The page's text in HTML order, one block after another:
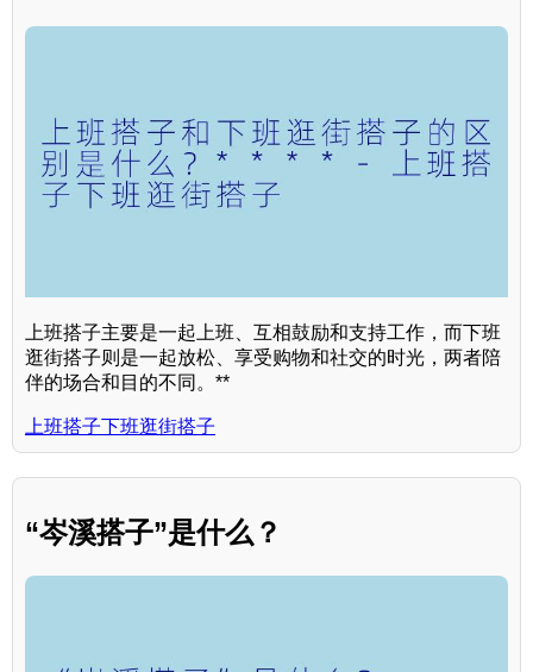
上班搭子主要是一起上班、互相鼓励和支持工作，而下班
逛街搭子则是一起放松、享受购物和社交的时光，两者陪
伴的场合和目的不同。**
上班搭子下班逛街搭子
“岑溪搭子”是什么？